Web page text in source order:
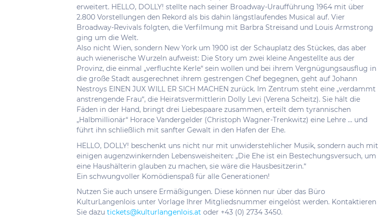
erweitert. HELLO, DOLLY! stellte nach seiner Broadway-Uraufführung 1964 mit über
2.800 Vorstellungen den Rekord als bis dahin längstlaufendes Musical auf. Vier
Broadway-Revivals folgten, die Verfilmung mit Barbra Streisand und Louis Armstrong
ging um die Welt.
Also nicht Wien, sondern New York um 1900 ist der Schauplatz des Stückes, das aber
auch wienerische Wurzeln aufweist: Die Story um zwei kleine Angestellte aus der
Provinz, die einmal „verfluchte Kerle“ sein wollen und bei ihrem Vergnügungsausflug in
die große Stadt ausgerechnet ihrem gestrengen Chef begegnen, geht auf Johann
Nestroys EINEN JUX WILL ER SICH MACHEN zurück. Im Zentrum steht eine „verdammt
anstrengende Frau“, die Heiratsvermittlerin Dolly Levi (Verena Scheitz). Sie hält die
Fäden in der Hand, bringt drei Liebespaare zusammen, erteilt dem tyrannischen
„Halbmillionär“ Horace Vandergelder (Christoph Wagner-Trenkwitz) eine Lehre … und
führt ihn schließlich mit sanfter Gewalt in den Hafen der Ehe.
HELLO, DOLLY! beschenkt uns nicht nur mit unwiderstehlicher Musik, sondern auch mit
einigen augenzwinkernden Lebensweisheiten: „Die Ehe ist ein Bestechungsversuch, um
eine Haushälterin glauben zu machen, sie wäre die Hausbesitzerin.“
Ein schwungvoller Komödienspaß für alle Generationen!
Nutzen Sie auch unsere Ermäßigungen. Diese können nur über das Büro
KulturLangenlois unter Vorlage Ihrer Mitgliedsnummer eingelöst werden. Kontaktieren
Sie dazu tickets@kulturlangenlois.at oder +43 (0) 2734 3450.